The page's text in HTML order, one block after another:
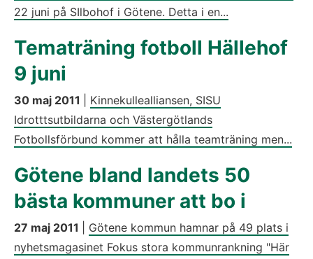
22 juni på SIlbohof i Götene. Detta i en...
Tematräning fotboll Hällehof
9 juni
30 maj 2011
Kinnekullealliansen, SISU
Idrotttsutbildarna och Västergötlands
Fotbollsförbund kommer att hålla teamträning men...
Götene bland landets 50
bästa kommuner att bo i
27 maj 2011
Götene kommun hamnar på 49 plats i
nyhetsmagasinet Fokus stora kommunrankning "Här